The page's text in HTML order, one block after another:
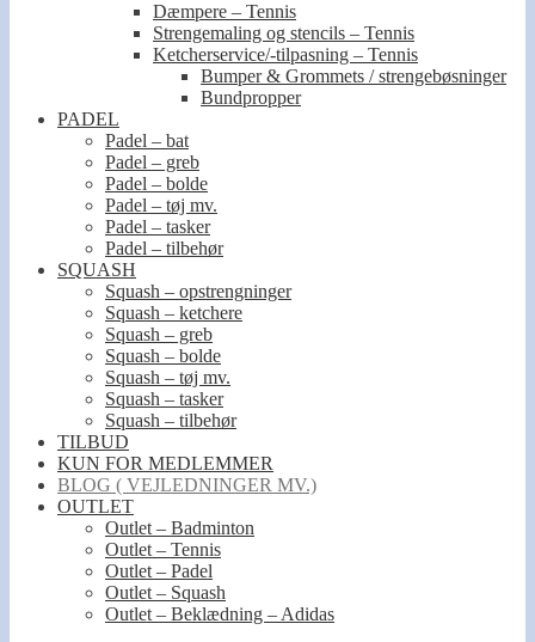
Dæmpere – Tennis
Strengemaling og stencils – Tennis
Ketcherservice/-tilpasning – Tennis
Bumper & Grommets / strengebøsninger
Bundpropper
PADEL
Padel – bat
Padel – greb
Padel – bolde
Padel – tøj mv.
Padel – tasker
Padel – tilbehør
SQUASH
Squash – opstrengninger
Squash – ketchere
Squash – greb
Squash – bolde
Squash – tøj mv.
Squash – tasker
Squash – tilbehør
TILBUD
KUN FOR MEDLEMMER
BLOG ( VEJLEDNINGER MV.)
OUTLET
Outlet – Badminton
Outlet – Tennis
Outlet – Padel
Outlet – Squash
Outlet – Beklædning – Adidas